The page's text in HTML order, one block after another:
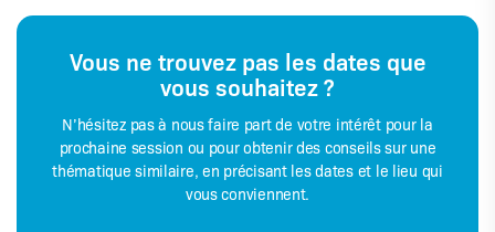
Vous ne trouvez pas les dates que
vous souhaitez ?
N’hésitez pas à nous faire part de votre intérêt pour la
prochaine session ou pour obtenir des conseils sur une
thématique similaire, en précisant les dates et le lieu qui
vous conviennent.